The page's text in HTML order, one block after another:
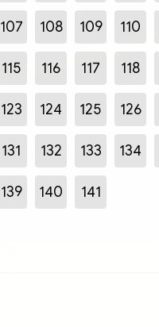
107 108 109 110
115 116 117 118
123 124 125 126
131 132 133 134
139 140 141